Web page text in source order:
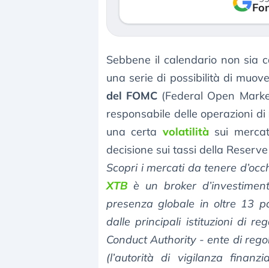
Sebbene il calendario non sia
una serie di possibilità di
del FOMC (Federal Open
responsabile delle operazioni
una certa volatilità sui
decisione sui tassi della
Scopri i mercati da tenere
XTB è un broker
presenza globale in oltre 13
dalle principali istituzioni di
Conduct Authority - ente di
(l’autorità di vigilanza
24 luglio 2026